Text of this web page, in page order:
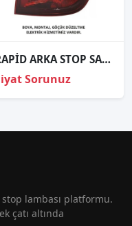
RAPİD ARKA STOP SAĞ SOL 2017 VE ÜZERİ / KAMPANYA
Sorunuz
lambası platformu.
çatı altında